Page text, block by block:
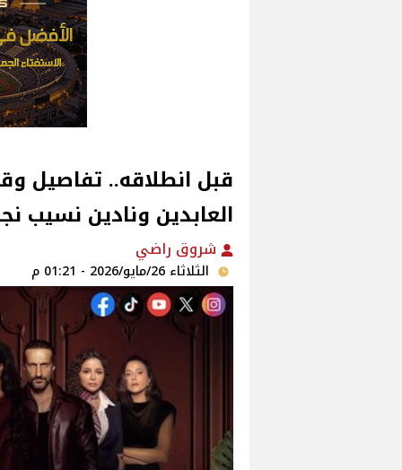
قبل انطلاقه.. تفاصيل
العابدين ونادين نسيب
شروق راضي
الثلاثاء 26/مايو/2026 - 01:21 م